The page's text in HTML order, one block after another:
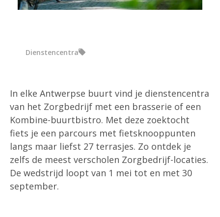
Dienstencentra
In elke Antwerpse buurt vind je dienstencentra
van het Zorgbedrijf met een brasserie of een
Kombine-buurtbistro. Met deze zoektocht
fiets je een parcours met fietsknooppunten
langs maar liefst 27 terrasjes. Zo ontdek je
zelfs de meest verscholen Zorgbedrijf-locaties.
De wedstrijd loopt van 1 mei tot en met 30
september.